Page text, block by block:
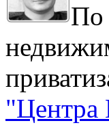
По
"Центра